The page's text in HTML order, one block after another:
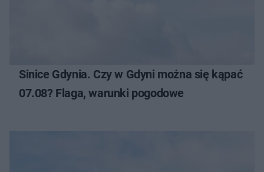
Sinice Gdynia. Czy w Gdyni można się kąpać
07.08? Flaga, warunki pogodowe